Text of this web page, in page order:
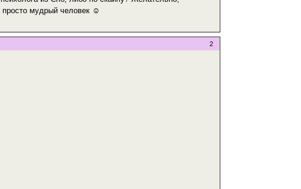
просто мудрый человек ☺
2